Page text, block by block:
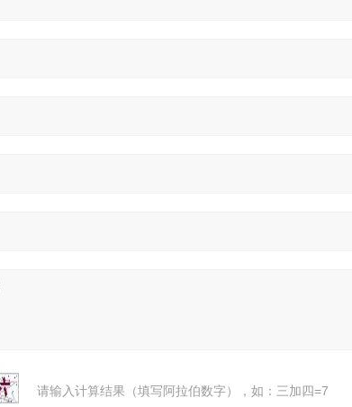
请输入计算结果（填写阿拉伯数字），如：三加四=7